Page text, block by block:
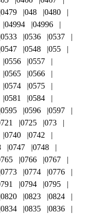
0479 048
0480
04994
04996
0533 0536
0537
0547 0548
055
0556
0557
0565
0566
0574
0575
0581
0584
0595 0596
0597
0725
073
0740
0742
0747
0748
0766
0767
0773 0774
0776
0794
0795
0820 0823
0824
0834 0835
0836